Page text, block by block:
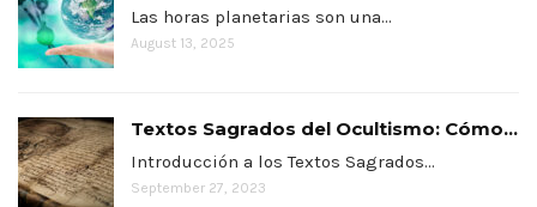
Las horas planetarias son una…
August 13, 2025
Textos Sagrados del Ocultismo: Cómo...
Introducción a los Textos Sagrados…
September 27, 2023